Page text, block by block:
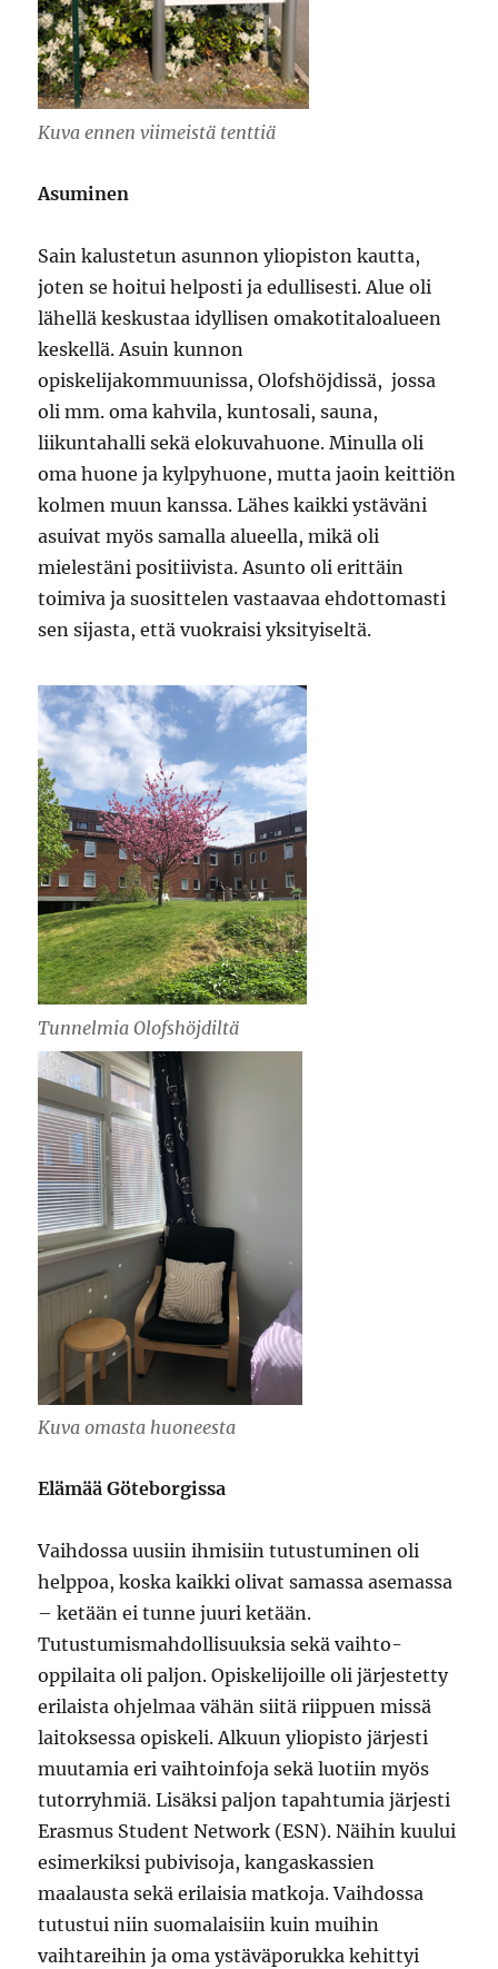
Kuva ennen viimeistä tenttiä
Asuminen
Sain kalustetun asunnon yliopiston kautta,
joten se hoitui helposti ja edullisesti. Alue oli
lähellä keskustaa idyllisen omakotitaloalueen
keskellä. Asuin kunnon
opiskelijakommuunissa, Olofshöjdissä, jossa
oli mm. oma kahvila, kuntosali, sauna,
liikuntahalli sekä elokuvahuone. Minulla oli
oma huone ja kylpyhuone, mutta jaoin keittiön
kolmen muun kanssa. Lähes kaikki ystäväni
asuivat myös samalla alueella, mikä oli
mielestäni positiivista. Asunto oli erittäin
toimiva ja suosittelen vastaavaa ehdottomasti
sen sijasta, että vuokraisi yksityiseltä.
Tunnelmia Olofshöjdiltä
Kuva omasta huoneesta
Elämää Göteborgissa
Vaihdossa uusiin ihmisiin tutustuminen oli
helppoa, koska kaikki olivat samassa asemassa
­– ketään ei tunne juuri ketään.
Tutustumismahdollisuuksia sekä vaihto-
oppilaita oli paljon. Opiskelijoille oli järjestetty
erilaista ohjelmaa vähän siitä riippuen missä
laitoksessa opiskeli. Alkuun yliopisto järjesti
muutamia eri vaihtoinfoja sekä luotiin myös
tutorryhmiä. Lisäksi paljon tapahtumia järjesti
Erasmus Student Network (ESN). Näihin kuului
esimerkiksi pubivisoja, kangaskassien
maalausta sekä erilaisia matkoja. Vaihdossa
tutustui niin suomalaisiin kuin muihin
vaihtareihin ja oma ystäväporukka kehittyi